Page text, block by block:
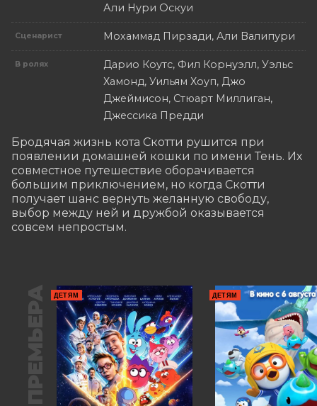
Али Нури Оскуи
Сценарист Мохаммад Пирзади, Али Валипури
В ролях
Дарио Коутс, Фил Корнуэлл, Уэльс
Хамонд, Уильям Хоуп, Джо
Джеймисон, Стюарт Миллиган,
Джессика Предди
Бродячая жизнь кота Скотти рушится при
появлении домашней кошки по имени Тень. Их
совместное путешествие оборачивается
большим приключением, но когда Скотти
получает шанс вернуть желанную свободу,
выбор между ней и дружбой оказывается
совсем непростым.
ПРЕМЬЕРА ДЕТЯМ ДЕТЯМ